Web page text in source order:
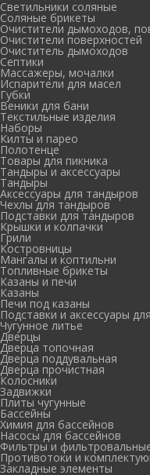
Светильники соляные
Соляные брикеты
Очистители дымоходов,
Очистители поверхностей
Очиститель дымоходов
Септики
Массажеры, мочалки
Испарители для масел
Губки
Веники для бани
Текстильные изделия
Наборы
Килты и парео
Полотенце
Товары для пикника
Тандыры и аксессуары
Тандыры
Аксессуары для тандыров
Чехлы для тандыров
Подставки для тандыров
Крышки и колпачки
Грили
Костровницы
Мангалы и коптильни
Топливные брикеты
Казаны и печи
Казаны
Печи под казаны
Подставки и аксессуары
Чугунное литье
Дверцы
Дверца топочная
Дверца поддувальная
Дверца прочистная
Колосники
Задвижки
Плиты чугунные
Бассейны
Химия для бассейнов
Насосы для бассейнов
Фильтры и
Противотоки и
Закладные элементы